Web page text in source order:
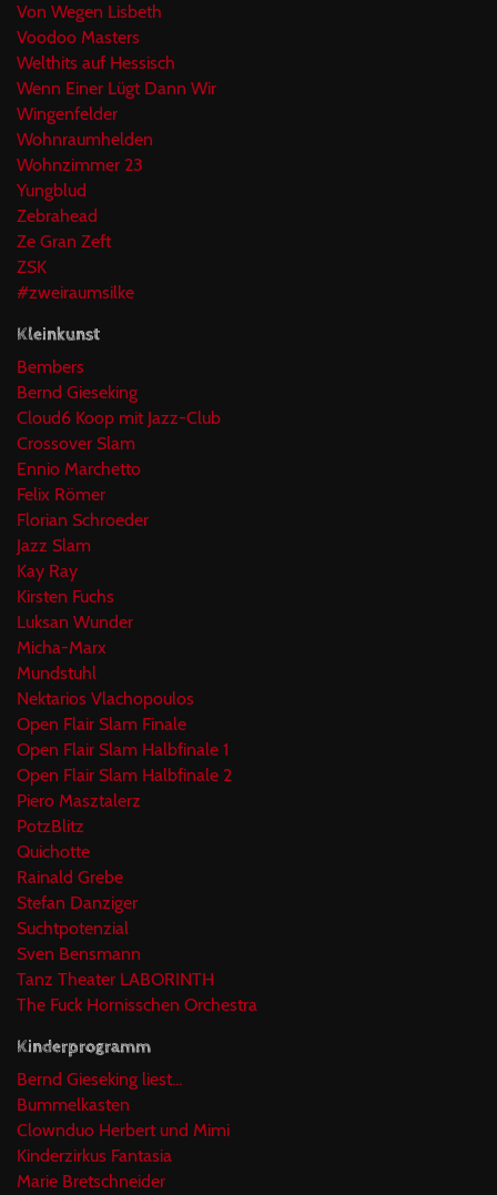
Von Wegen Lisbeth
Voodoo Masters
Welthits auf Hessisch
Wenn Einer Lügt Dann Wir
Wingenfelder
Wohnraumhelden
Wohnzimmer 23
Yungblud
Zebrahead
Ze Gran Zeft
ZSK
#zweiraumsilke
Kleinkunst
Bembers
Bernd Gieseking
Cloud6 Koop mit Jazz-Club
Crossover Slam
Ennio Marchetto
Felix Römer
Florian Schroeder
Jazz Slam
Kay Ray
Kirsten Fuchs
Luksan Wunder
Micha-Marx
Mundstuhl
Nektarios Vlachopoulos
Open Flair Slam Finale
Open Flair Slam Halbfinale 1
Open Flair Slam Halbfinale 2
Piero Masztalerz
PotzBlitz
Quichotte
Rainald Grebe
Stefan Danziger
Suchtpotenzial
Sven Bensmann
Tanz Theater LABORINTH
The Fuck Hornisschen Orchestra
Kinderprogramm
Bernd Gieseking liest...
Bummelkasten
Clownduo Herbert und Mimi
Kinderzirkus Fantasia
Marie Bretschneider